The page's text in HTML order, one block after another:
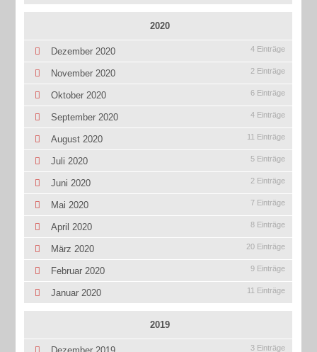
2020
Dezember 2020 4 Einträge
November 2020 2 Einträge
Oktober 2020 6 Einträge
September 2020 4 Einträge
August 2020 11 Einträge
Juli 2020 5 Einträge
Juni 2020 2 Einträge
Mai 2020 7 Einträge
April 2020 8 Einträge
März 2020 20 Einträge
Februar 2020 9 Einträge
Januar 2020 11 Einträge
2019
3 Einträge